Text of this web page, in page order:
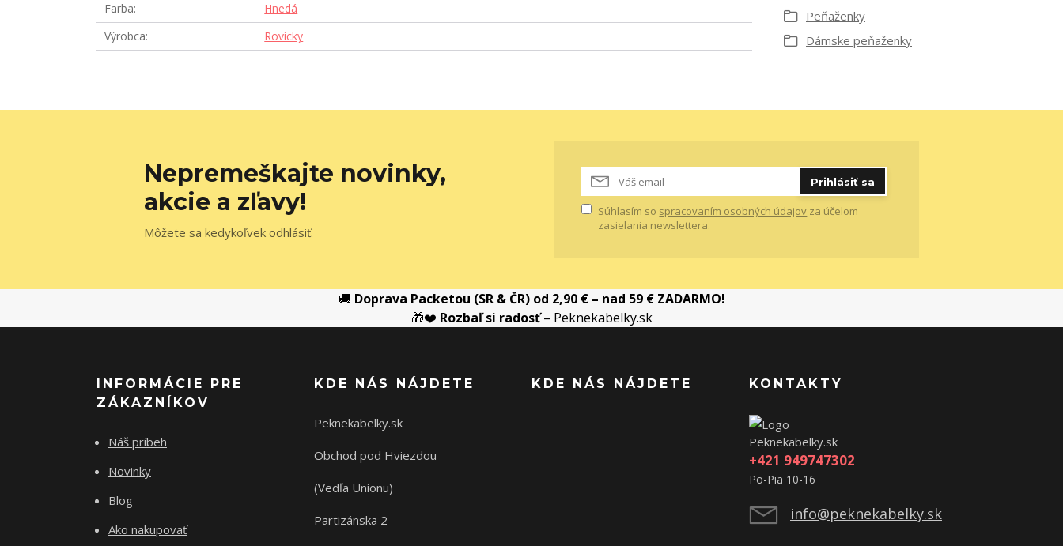
Farba
Hnedá
Výrobca
Rovicky
Peňaženky
Dámske peňaženky
Nepremeškajte novinky,
akcie a zľavy!
Môžete sa kedykoľvek odhlásiť.
Prihlásiť sa
Súhlasím so spracovaním osobných údajov za účelom
zasielania newslettera.
🚚 Doprava Packetou (SR & ČR) od 2,90 € – nad 59 € ZADARMO!
🎁❤️ Rozbaľ si radosť– Peknekabelky.sk
INFORMÁCIE PRE
ZÁKAZNÍKOV
Náš príbeh
Novinky
Blog
Ako nakupovať
KDE NÁS NÁJDETE
Peknekabelky.sk
Obchod pod Hviezdou
(Vedľa Unionu)
Partizánska 2
KDE NÁS NÁJDETE KONTAKTY
Peknekabelky.sk
+421 949747302
Po-Pia 10-16
info@peknekabelky.sk